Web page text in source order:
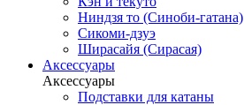
Ниндзя то (Синоби-гатана)
Сикоми-дзуэ
Ширасайя (Сирасая)
Аксессуары
Аксессуары
Подставки для катаны